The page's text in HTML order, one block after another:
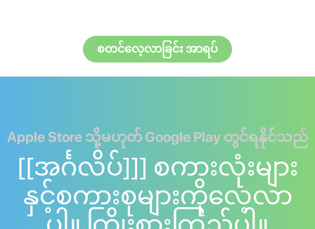
စတင်လေ့လာခြင်း အာရပ်
Apple Store သို့မဟုတ် Google Play တွင်ရနိုင်သည်
[[အင်္ဂလိပ်]]] စကားလုံးများ
နှင့်စကားစုများကိုလေ့လာ